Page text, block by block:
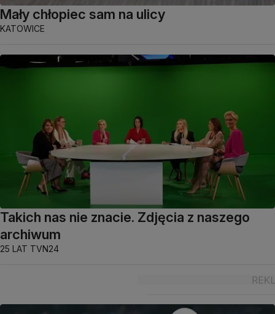
Mały chłopiec sam na ulicy
KATOWICE
Takich nas nie znacie. Zdjęcia z naszego
archiwum
25 LAT TVN24